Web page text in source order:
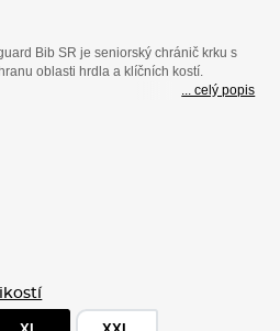
Bib SR je seniorský chránič krku s
oblasti hrdla a klíčních kostí.
... celý popis